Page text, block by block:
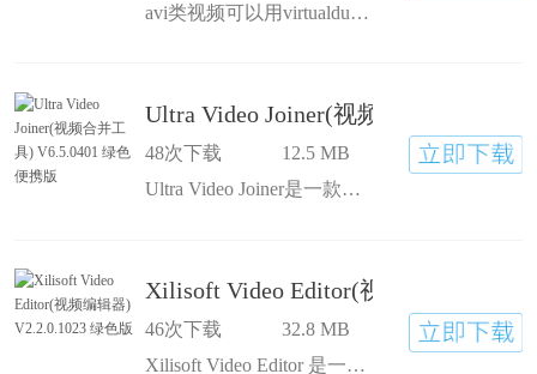
avi类视频可以用virtualdub来处理，以下是截取部分片断的方法： 1、打开avi文件 2、拖动下面的滑块到开始处，然后点下一关键桢后，点设置起点 3、拖动滑块到结束位置，点下一关键桢后，点设置终点 4、设置视频为直接复制数据流，音频为来源音频 5、另存为avi
Ultra Video Joiner(视频合并工具)
48次下载
12.5 MB
Ultra Video Joiner是一款支持多种格式的视频合并器，可连接或者合并AVI/DivX,MPEG I/II,VOB,DAT,WMV,ASF视频文件到一个视频文件的工具。
Xilisoft Video Editor(视频编辑器)
46次下载
32.8 MB
Xilisoft Video Editor 是一款直观易用的视频编辑器，可以完成视频合并和简单的视频剪辑工作，如视频分割和视频剪切，它是之前介绍的 AVS Video Editor 和 4Media Video Editor 的升级版。